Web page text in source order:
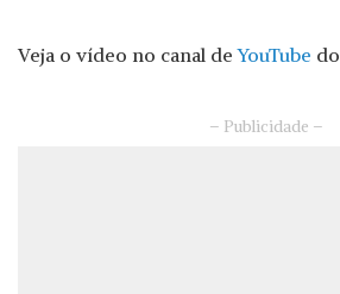
Veja o vídeo no canal deYouTube do
– Publicidade –